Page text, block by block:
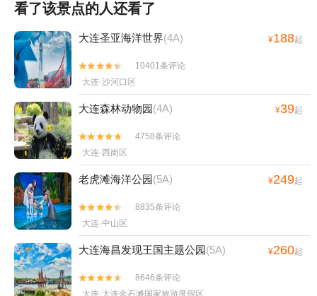
看了该景点的人还看了
大连圣亚海洋世界(4A) ¥188起


10401条评论
大连·沙河口区
大连森林动物园(4A) ¥39起


4758条评论
大连·西岗区
老虎滩海洋公园(5A) ¥249起


8835条评论
大连·中山区
大连海昌发现王国主题公园(5A) ¥260起


8646条评论